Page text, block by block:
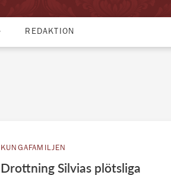
REDAKTION
KUNGAFAMILJEN
Drottning Silvias plötsliga